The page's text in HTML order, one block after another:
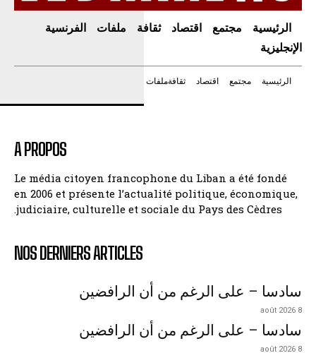
الرئيسية مجتمع اقتصاد ثقافة ملفات
الفرنسية
الإنجليزية
الرئيسية مجتمع اقتصاد ثقافةملفات
A PROPOS
Le média citoyen francophone du Liban a été fondé
en 2006 et présente l’actualité politique, économique,
judiciaire, culturelle et sociale du Pays des Cèdres.
NOS DERNIERS ARTICLES
سادسا – على الرغم من أن الرافضين
8 août 2026
سادسا – على الرغم من أن الرافضين
8 août 2026